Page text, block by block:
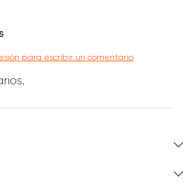
para escribir un comentario